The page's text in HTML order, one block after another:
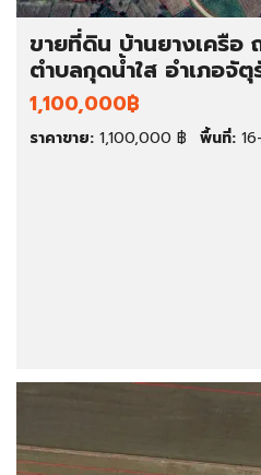
ขายที่ดิน บ้านยางเครือ
ตำบลกุดน้ำใส อำเภอจั
1,100,000฿
ราคาขาย: 1,100,000 ฿ พื้นที่: